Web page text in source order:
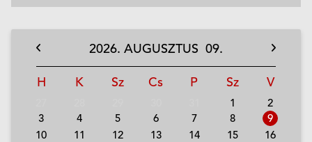
2026. AUGUSZTUS 09.
H K Sz Cs P Sz V
1
2
3
4 5 6 7 8
9
10
11 12 13 14 15
16